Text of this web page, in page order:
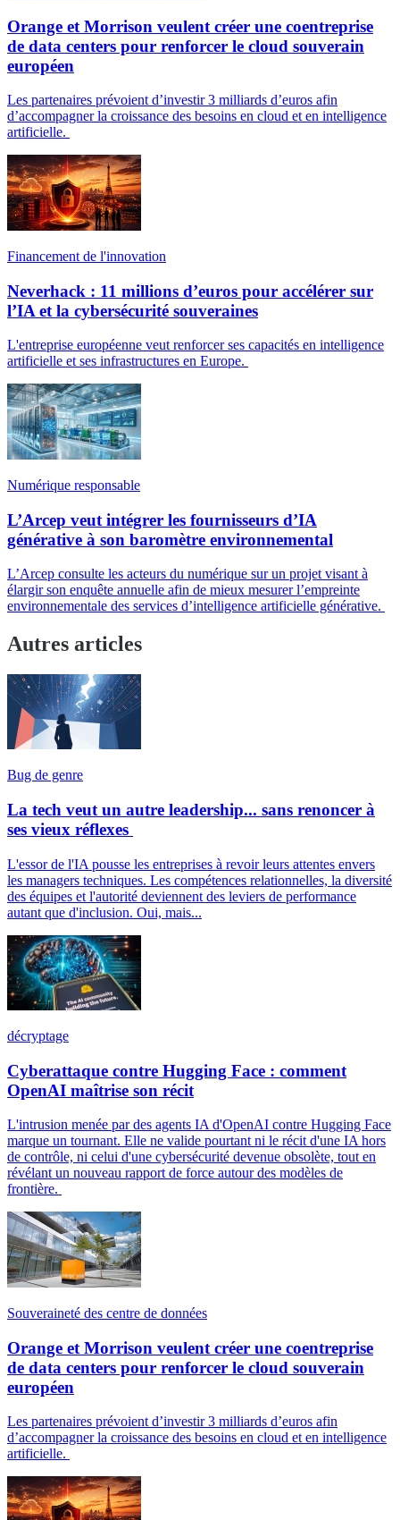
Orange et Morrison veulent créer une coentreprise
de data centers pour renforcer le cloud souverain
européen
Les partenaires prévoient d’investir 3 milliards d’euros afin
d’accompagner la croissance des besoins en cloud et en intelligence
artificielle.
Financement de l'innovation
Neverhack : 11 millions d’euros pour accélérer sur
l’IA et la cybersécurité souveraines
L'entreprise européenne veut renforcer ses capacités en intelligence
artificielle et ses infrastructures en Europe.
Numérique responsable
L’Arcep veut intégrer les fournisseurs d’IA
générative à son baromètre environnemental
L’Arcep consulte les acteurs du numérique sur un projet visant à
élargir son enquête annuelle afin de mieux mesurer l’empreinte
environnementale des services d’intelligence artificielle générative.
Autres articles
Bug de genre
La tech veut un autre leadership... sans renoncer à
ses vieux réflexes
L'essor de l'IA pousse les entreprises à revoir leurs attentes envers
les managers techniques. Les compétences relationnelles, la diversité
des équipes et l'autorité deviennent des leviers de performance
autant que d'inclusion. Oui, mais...
décryptage
Cyberattaque contre Hugging Face : comment
OpenAI maîtrise son récit
L'intrusion menée par des agents IA d'OpenAI contre Hugging Face
marque un tournant. Elle ne valide pourtant ni le récit d'une IA hors
de contrôle, ni celui d'une cybersécurité devenue obsolète, tout en
révélant un nouveau rapport de force autour des modèles de
frontière.
Souveraineté des centre de données
Orange et Morrison veulent créer une coentreprise
de data centers pour renforcer le cloud souverain
européen
Les partenaires prévoient d’investir 3 milliards d’euros afin
d’accompagner la croissance des besoins en cloud et en intelligence
artificielle.